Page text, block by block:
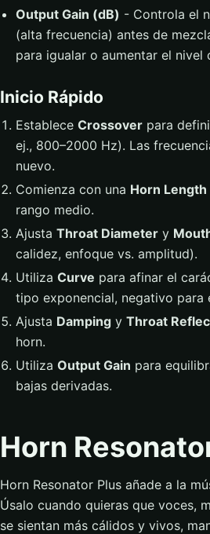
Output Gain (dB) - Controla el
(alta frecuencia) antes de
para igualar o aumentar el
Inicio Rápido
Establece Crossoverpara
ej., 800–2000 Hz). Las
nuevo.
Comienza con una Horn Length
rango medio.
Ajusta Throat Diametery
calidez, enfoque vs. amplitud).
Utiliza Curve para afinar el
tipo exponencial, negativo
Ajusta Dampingy Throat
horn.
Utiliza Output Gain para
bajas derivadas.
Horn
Horn Resonator Plus añade a la
Úsalo cuando quieras que voces,
se sientan más cálidos y vivos,